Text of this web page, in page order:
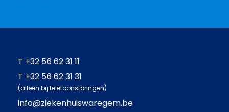
T +32 56 62 31 11
T +32 56 62 31 31
(alleen bij telefoonstoringen)
info@ziekenhuiswaregem.be